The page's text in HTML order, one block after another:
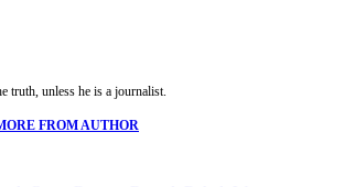
truth, unless he is a journalist.
FROM AUTHOR